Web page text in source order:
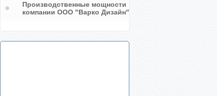
Производственные мощности
компании ООО "Варко Дизайн"